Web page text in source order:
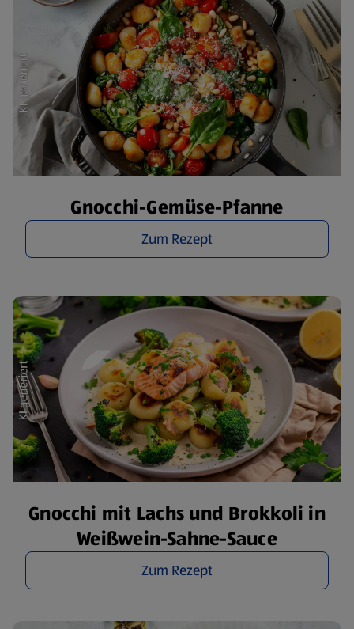
Gnocchi-Gemüse-Pfanne
Zum Rezept
Gnocchi mit Lachs und Brokkoli in
Weißwein-Sahne-Sauce
Zum Rezept